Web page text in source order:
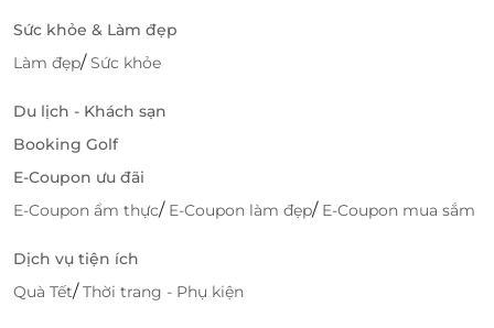
Sức khỏe & Làm đẹp
Làm đẹp/Sức khỏe
Du lịch - Khách sạn
Booking Golf
E-Coupon ưu đãi
E-Coupon ẩm thực/ E-Coupon làm đẹp/ E-Coupon mua sắm
Dịch vụ tiện ích
Quà Tết/Thời trang - Phụ kiện